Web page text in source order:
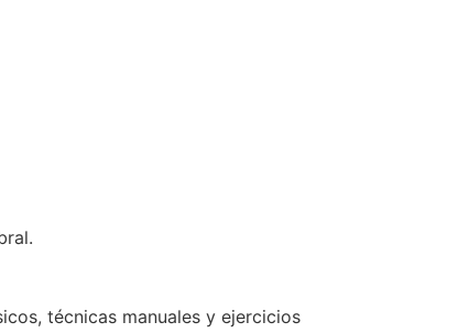
técnicas manuales y ejercicios